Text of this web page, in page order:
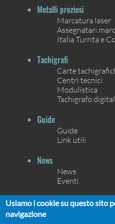
Metalli preziosi
Marcatura laser
Assegnatari
Italia Turrita e
Tachigrafi
Carte
Centri tecnici
Modulistica
Tachigrafo
Guide
Guide
Link utili
News
News
Eventi
Contatti
Usiamo i cookie su questo sito
navigazione